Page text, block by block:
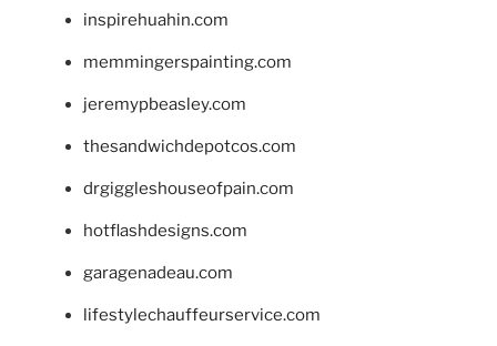
inspirehuahin.com
memmingerspainting.com
jeremypbeasley.com
thesandwichdepotcos.com
drgiggleshouseofpain.com
hotflashdesigns.com
garagenadeau.com
lifestylechauffeurservice.com